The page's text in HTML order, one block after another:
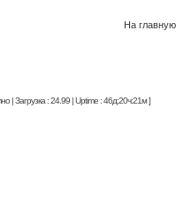
На главную
| Загрузка : 24.99 | Uptime : 46д:20ч:21м ]